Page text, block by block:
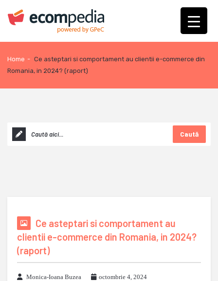
Home - Ce asteptari si comportament au clientii e-commerce din
Romania, in 2024? (raport)
Caută
Ce asteptari si comportament au
clientii e-commerce din Romania, in 2024?
(raport)
Monica-Ioana Buzea
octombrie 4, 2024